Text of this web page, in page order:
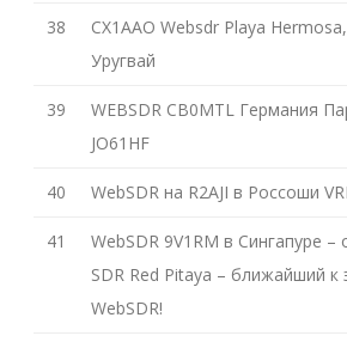
38
CX1AAO Websdr Playa
Уругвай
39
WEBSDR CB0MTL Германия
JO61HF
40 WebSDR на R2AJI в Россоши
41
WebSDR 9V1RM в Сингапуре
SDR Red Pitaya – ближайший к
WebSDR!